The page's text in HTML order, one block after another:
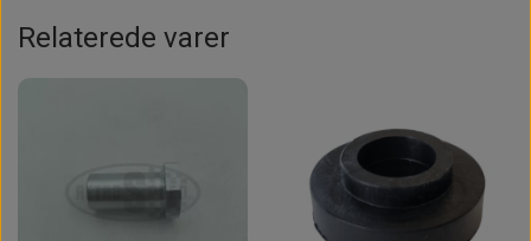
Relaterede varer